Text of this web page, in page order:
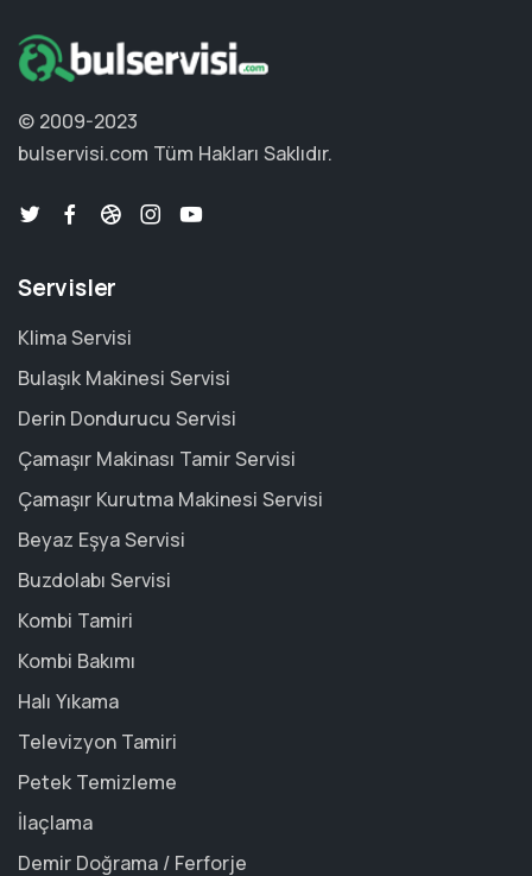
© 2009-2023
bulservisi.com Tüm Hakları Saklıdır.
Servisler
Klima Servisi
Bulaşık Makinesi Servisi
Derin Dondurucu Servisi
Çamaşır Makinası Tamir Servisi
Çamaşır Kurutma Makinesi Servisi
Beyaz Eşya Servisi
Buzdolabı Servisi
Kombi Tamiri
Kombi Bakımı
Halı Yıkama
Televizyon Tamiri
Petek Temizleme
İlaçlama
Demir Doğrama / Ferforje